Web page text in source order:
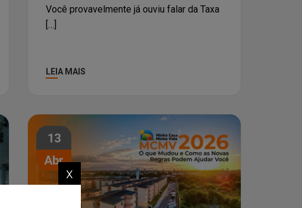
Você provavelmente já ouviu falar da Taxa
[…]
LEIA MAIS
13
Abr
x